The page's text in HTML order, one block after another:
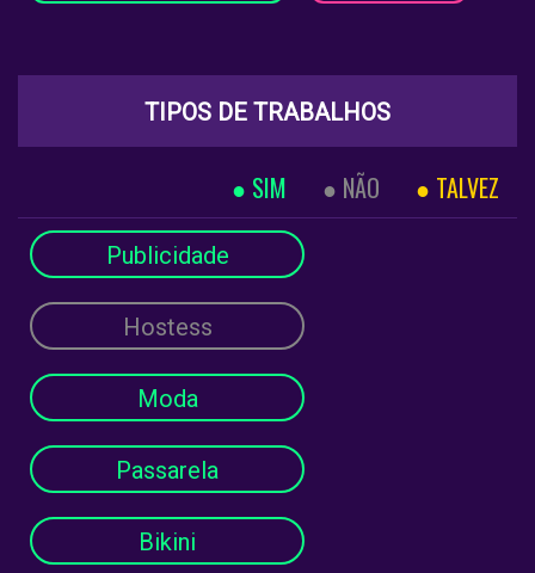
TIPOS DE TRABALHOS
SIM NÃO TALVEZ
Publicidade
Hostess
Moda
Passarela
Bikini